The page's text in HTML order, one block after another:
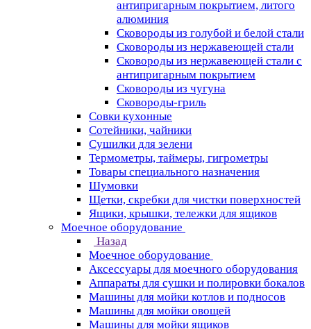
антипригарным покрытием, литого
алюминия
Сковороды из голубой и белой стали
Сковороды из нержавеющей стали
Сковороды из нержавеющей стали с
антипригарным покрытием
Сковороды из чугуна
Сковороды-гриль
Совки кухонные
Сотейники, чайники
Сушилки для зелени
Термометры, таймеры, гигрометры
Товары специального назначения
Шумовки
Щетки, скребки для чистки поверхностей
Ящики, крышки, тележки для ящиков
Моечное оборудование
Назад
Моечное оборудование
Аксессуары для моечного оборудования
Аппараты для сушки и полировки бокалов
Машины для мойки котлов и подносов
Машины для мойки овощей
Машины для мойки ящиков